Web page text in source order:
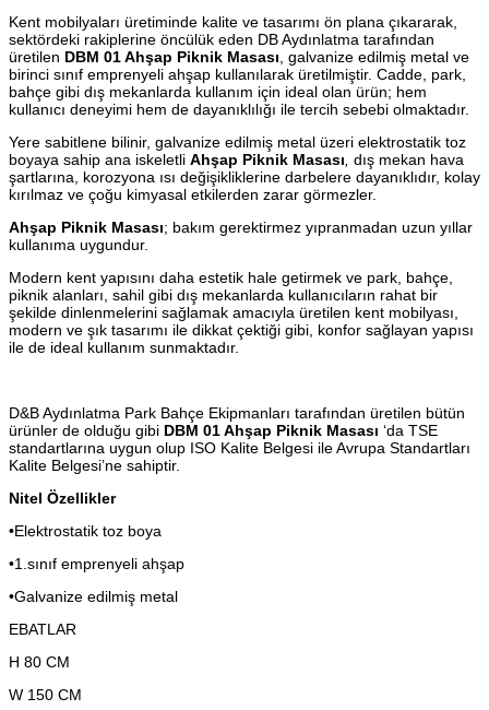
Kent mobilyaları üretiminde kalite ve tasarımı ön plana çıkararak,
sektördeki rakiplerine öncülük eden DB Aydınlatma tarafından
üretilen DBM 01 Ahşap Piknik Masası, galvanize edilmiş metal ve
birinci sınıf emprenyeli ahşap kullanılarak üretilmiştir. Cadde, park,
bahçe gibi dış mekanlarda kullanım için ideal olan ürün; hem
kullanıcı deneyimi hem de dayanıklılığı ile tercih sebebi olmaktadır.
Yere sabitlene bilinir, galvanize edilmiş metal üzeri elektrostatik toz
boyaya sahip ana iskeletli Ahşap Piknik Masası, dış mekan hava
şartlarına, korozyona ısı değişikliklerine darbelere dayanıklıdır, kolay
kırılmaz ve çoğu kimyasal etkilerden zarar görmezler.
Ahşap Piknik Masası; bakım gerektirmez yıpranmadan uzun yıllar
kullanıma uygundur.
Modern kent yapısını daha estetik hale getirmek ve park, bahçe,
piknik alanları, sahil gibi dış mekanlarda kullanıcıların rahat bir
şekilde dinlenmelerini sağlamak amacıyla üretilen kent mobilyası,
modern ve şık tasarımı ile dikkat çektiği gibi, konfor sağlayan yapısı
ile de ideal kullanım sunmaktadır.
D&B Aydınlatma Park Bahçe Ekipmanları tarafından üretilen bütün
ürünler de olduğu gibi DBM 01 Ahşap Piknik Masası ‘da TSE
standartlarına uygun olup ISO Kalite Belgesi ile Avrupa Standartları
Kalite Belgesi’ne sahiptir.
Nitel Özellikler
•Elektrostatik toz boya
•1.sınıf emprenyeli ahşap
•Galvanize edilmiş metal
EBATLAR
H 80 CM
W 150 CM